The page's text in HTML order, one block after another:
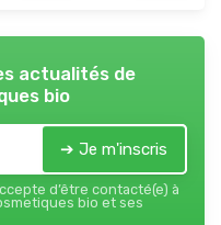
actualités de
bio
➔ Je m'inscris
d’être contacté(e) à
bio et ses